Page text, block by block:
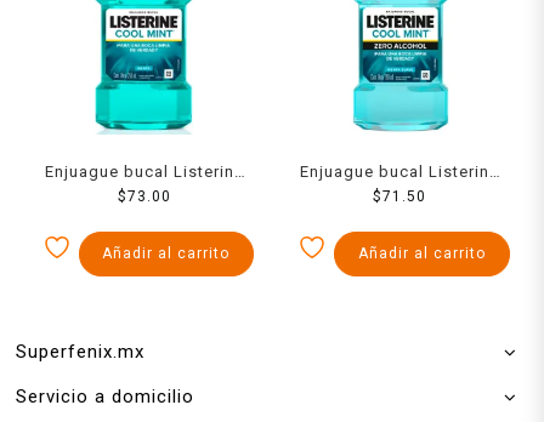
Enjuague bucal Listerine
Cool Mint 250 ml
$73.00
Añadir al carrito
Enjuague bucal Listerine
Cool Mint Zero menta
$71.50
Añadir al carrito
Superfenix.mx
Servicio a domicilio